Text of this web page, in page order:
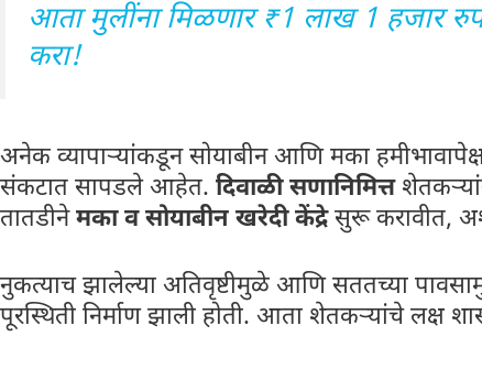
आता मुलींना मिळणार ₹1 लाख 1 हजार
करा!
अनेक व्यापाऱ्यांकडून सोयाबीन आणि मका
संकटात सापडले आहेत. दिवाळी सणानिमित्त
तातडीनेमका व सोयाबीन खरेदी केंद्रेसुरू करावीत,
नुकत्याच झालेल्या अतिवृष्टीमुळे आणि सततच्या
पूरस्थिती निर्माण झाली होती. आता शेतकऱ्यांचे